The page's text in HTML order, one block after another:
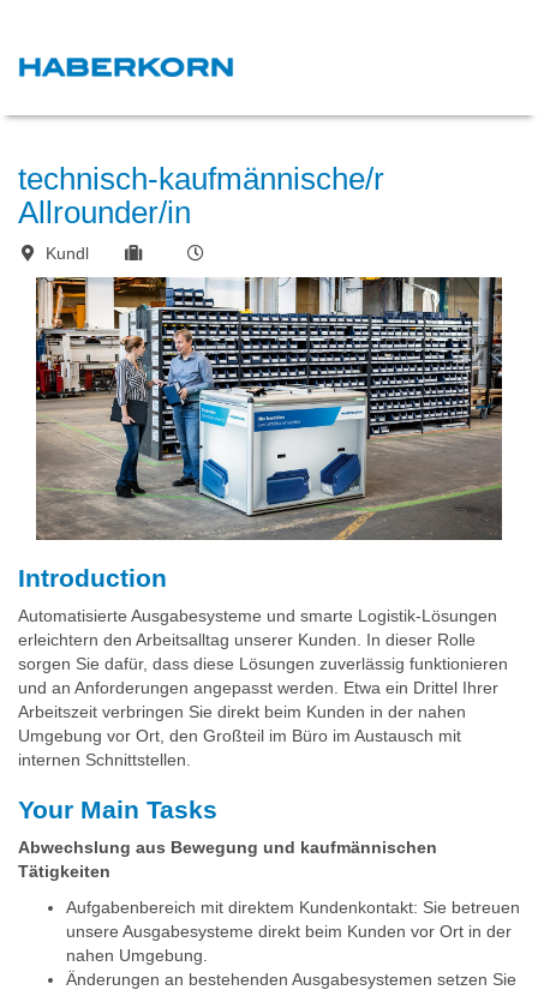
technisch-kaufmännische/r
Allrounder/in
Kundl
Introduction
Automatisierte Ausgabesysteme und smarte Logistik-Lösungen
erleichtern den Arbeitsalltag unserer Kunden. In dieser Rolle
sorgen Sie dafür, dass diese Lösungen zuverlässig funktionieren
und an Anforderungen angepasst werden. Etwa ein Drittel Ihrer
Arbeitszeit verbringen Sie direkt beim Kunden in der nahen
Umgebung vor Ort, den Großteil im Büro im Austausch mit
internen Schnittstellen.
Your Main Tasks
Abwechslung aus Bewegung und kaufmännischen
Tätigkeiten
Aufgabenbereich mit direktem Kundenkontakt: Sie betreuen
unsere Ausgabesysteme direkt beim Kunden vor Ort in der
nahen Umgebung.
Änderungen an bestehenden Ausgabesystemen setzen Sie